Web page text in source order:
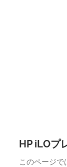
HP iLOプ
このページで